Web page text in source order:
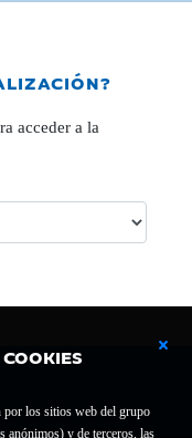
por los sitios web del grupo
anónimos) y de terceros, las
acceder a la